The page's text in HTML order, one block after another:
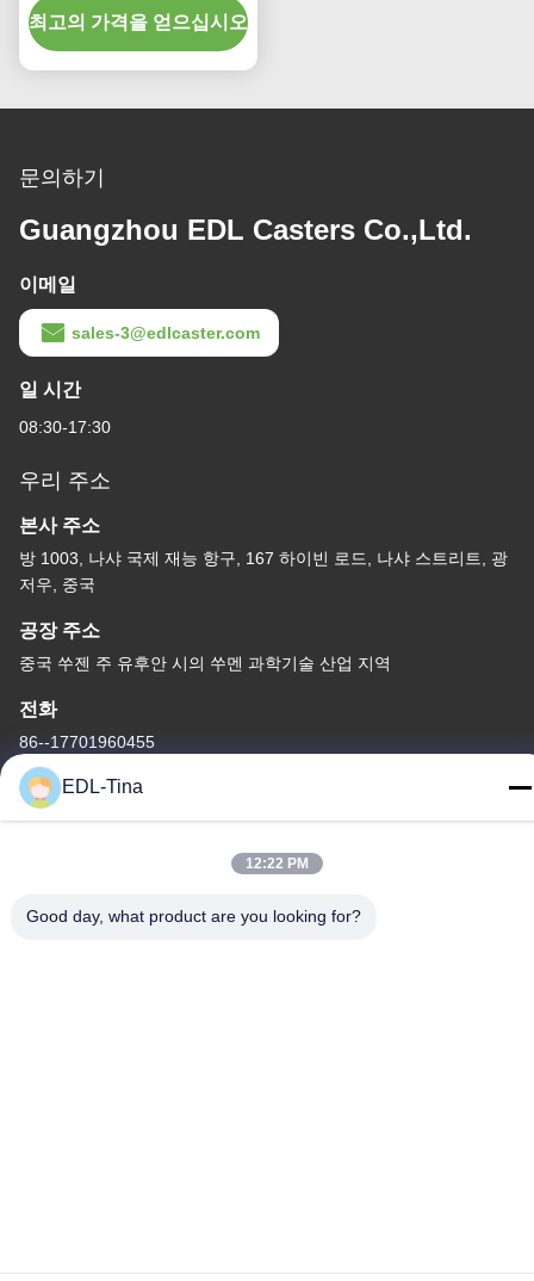
최고의 가격을 얻으십시오
문의하기
Guangzhou EDL Casters Co.,Ltd.
이메일
sales-3@edlcaster.com
일 시간
08:30-17:30
우리 주소
본사 주소
방 1003, 나샤 국제 재능 항구, 167 하이빈 로드, 나샤 스트리트, 광
저우, 중국
공장 주소
중국 쑤젠 주 유후안 시의 쑤멘 과학기술 산업 지역
전화
86--17701960455
Guangzhou EDL Casters Co.,Ltd. . 판권 소유.
EDL-Tina
12:22 PM
Good day, what product are you looking for?